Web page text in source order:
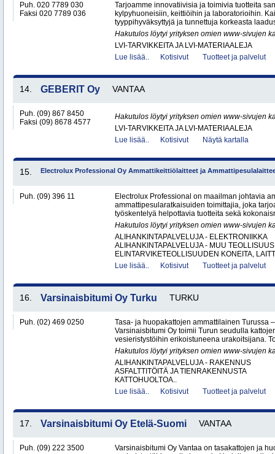
Puh. 020 7789 030
Faksi 020 7789 036
Tarjoamme innovatiivisia ja toimivia tuotteita
kylpyhuoneisiin, keittiöihin ja laboratorioihin.
tyyppihyväksyttyjä ja tunnettuja korkeasta
Hakutulos löytyi yrityksen omien www-sivujen
LVI-TARVIKKEITA JA LVI-MATERIAALEJA
Lue lisää..
Kotisivut Tuotteet ja palvelut
14. GEBERIT Oy VANTAA
Puh. (09) 867 8450
Faksi (09) 8678 4577
Hakutulos löytyi yrityksen omien www-sivujen
LVI-TARVIKKEITA JA LVI-MATERIAALEJA
Lue lisää..
Kotisivut Näytä kartalla
15. Electrolux Professional Oy Ammattikeittiölaitteet ja
Puh. (09) 396 11
Electrolux Professional on maailman johtavia
ammattipesularatkaisuiden toimittajia, joka
työskentelyä helpottavia tuotteita sekä
Hakutulos löytyi yrityksen omien www-sivujen
ALIHANKINTAPALVELUJA - ELEKTRONIIKKA
ALIHANKINTAPALVELUJA - MUU TEOLLISUUS
ELINTARVIKETEOLLISUUDEN KONEITA,
Lue lisää..
Kotisivut Tuotteet ja palvelut
16. Varsinaisbitumi Oy Turku TURKU
Puh. (02) 469 0250
Tasa- ja huopakattojen ammattilainen Turussa
Varsinaisbitumi Oy toimii Turun seudulla
vesieristystöihin erikoistuneena urakoitsijana.
Hakutulos löytyi yrityksen omien www-sivujen
ALIHANKINTAPALVELUJA - RAKENNUS
ASFALTTITÖITÄ JA TIENRAKENNUSTA
KATTOHUOLTOA..
Lue lisää..
Kotisivut Tuotteet ja palvelut
17. Varsinaisbitumi Oy Etelä-Suomi VANTAA
Puh. (09) 222 3500
Varsinaisbitumi Oy Vantaa on tasakattojen ja